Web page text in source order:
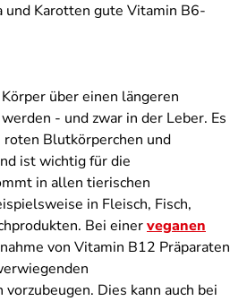
und Karotten gute Vitamin B6-
über einen längeren
- und zwar in der Leber. Es
Blutkörperchen und
ist wichtig für die
in allen tierischen
in Fleisch, Fisch,
Bei einerveganen
von Vitamin B12 Präparaten
Dies kann auch bei